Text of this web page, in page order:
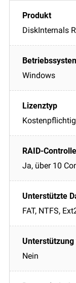
DiskInternals
Windows
Kostenpflichtig
Ja, über 10
FAT, NTFS,
Nein